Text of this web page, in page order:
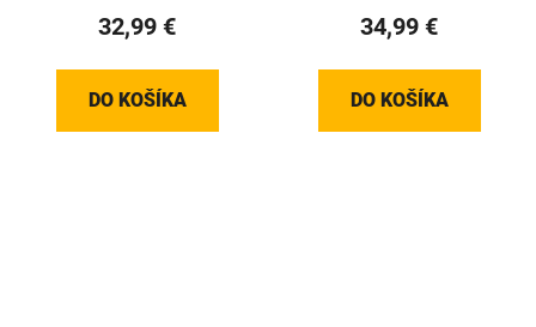
32,99 €
DO KOŠÍKA
34,99 €
DO KOŠÍKA